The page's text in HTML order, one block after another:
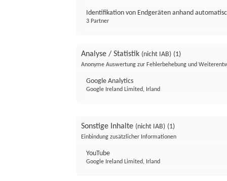
Identifikation von Endgeräten anhand
3 Partner
Analyse / Statistik (nicht IAB) (1)
Anonyme Auswertung zur Fehlerbehebung und
Google Analytics
Google Ireland Limited, Irland
Sonstige Inhalte (nicht IAB) (1)
Einbindung zusätzlicher Informationen
YouTube
Google Ireland Limited, Irland